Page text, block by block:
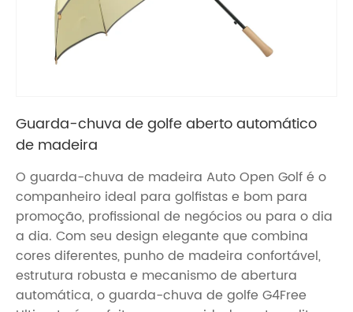
Guarda-chuva de golfe aberto automático
de madeira
O guarda-chuva de madeira Auto Open Golf é o
companheiro ideal para golfistas e bom para
promoção, profissional de negócios ou para o dia
a dia. Com seu design elegante que combina
cores diferentes, punho de madeira confortável,
estrutura robusta e mecanismo de abertura
automática, o guarda-chuva de golfe G4Free